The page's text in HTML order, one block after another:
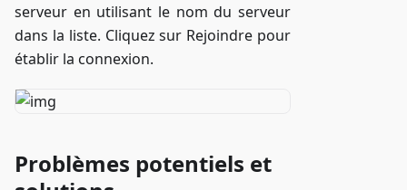
serveur en utilisant le nom du serveur
dans la liste. Cliquez sur Rejoindre pour
établir la connexion.
Problèmes potentiels et